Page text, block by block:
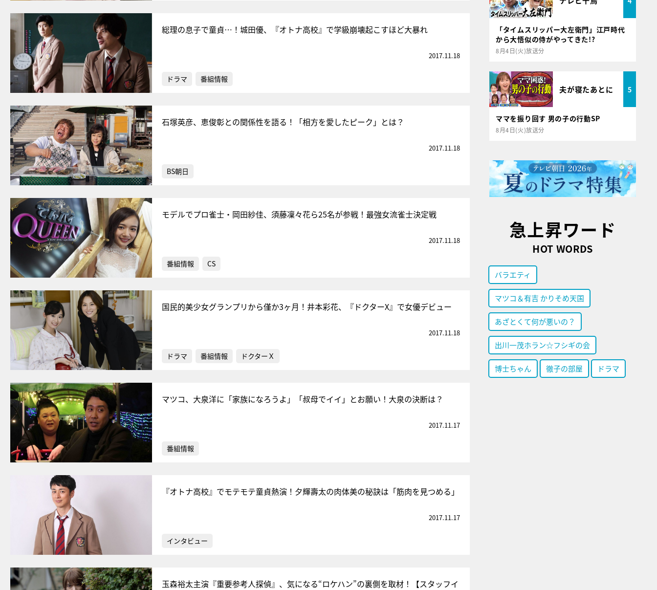
総理の息子で童貞…！城田優、『オトナ高校』で学級崩壊起こすほど大暴れ
2017.11.18
ドラマ 番組情報
石塚英彦、恵俊彰との関係性を語る！「相方を愛したピーク」とは？
2017.11.18
BS朝日
モデルでプロ雀士・岡田紗佳、須藤凜々花ら25名が参戦！最強女流雀士決定戦
2017.11.18
番組情報 CS
国民的美少女グランプリから僅か3ヶ月！井本彩花、『ドクターX』で女優デビュー
2017.11.18
ドラマ 番組情報 ドクターＸ
マツコ、大泉洋に「家族になろうよ」「叔母でイイ」とお願い！大泉の決断は？
2017.11.17
番組情報
『オトナ高校』でモテモテ童貞熱演！夕輝壽太の肉体美の秘訣は「筋肉を見つめる」
2017.11.17
インタビュー
玉森裕太主演『重要参考人探偵』、気になる“ロケハン”の裏側を取材！【スタッフイ
「タイムスリッパー大左衛門」江戸時代
から大悟似の侍がやってきた!?
8月4日(火)放送分
夫が寝たあとに 5
ママを振り回す 男の子の行動SP
8月4日(火)放送分
急上昇ワード
HOT WORDS
バラエティ
マツコ＆有吉 かりそめ天国
あざとくて何が悪いの？
出川一茂ホラン☆フシギの会
博士ちゃん 徹子の部屋 ドラマ